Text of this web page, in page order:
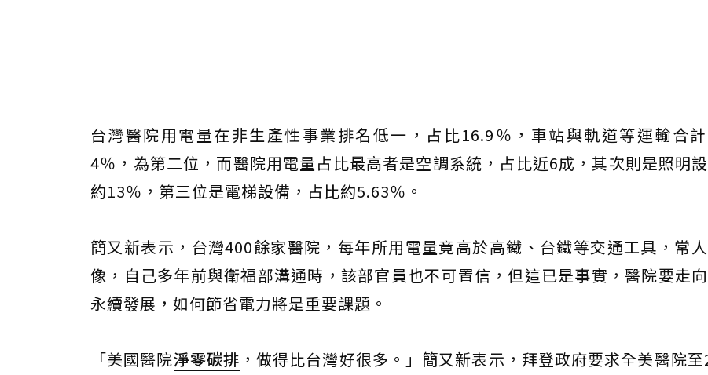
台灣醫院用電量在非生產性事業排名低一，占比16.9％，車站與軌道等運輸合
4％，為第二位，而醫院用電量占比最高者是空調系統，占比近6成，其次則是照明
約13％，第三位是電梯設備，占比約5.63％。
簡又新表示，台灣400餘家醫院，每年所用電量竟高於高鐵、台鐵等交通工具，常
像，自己多年前與衛福部溝通時，該部官員也不可置信，但這已是事實，醫院要走向
永續發展，如何節省電力將是重要課題。
「美國醫院淨零碳排 ，做得比台灣好很多。」簡又新表示，拜登政府要求全美醫院